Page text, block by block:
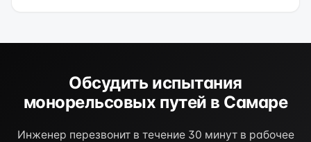
Обсудить испытания
монорельсовых путей в Самаре
Инженер перезвонит в течение 30 минут в рабочее